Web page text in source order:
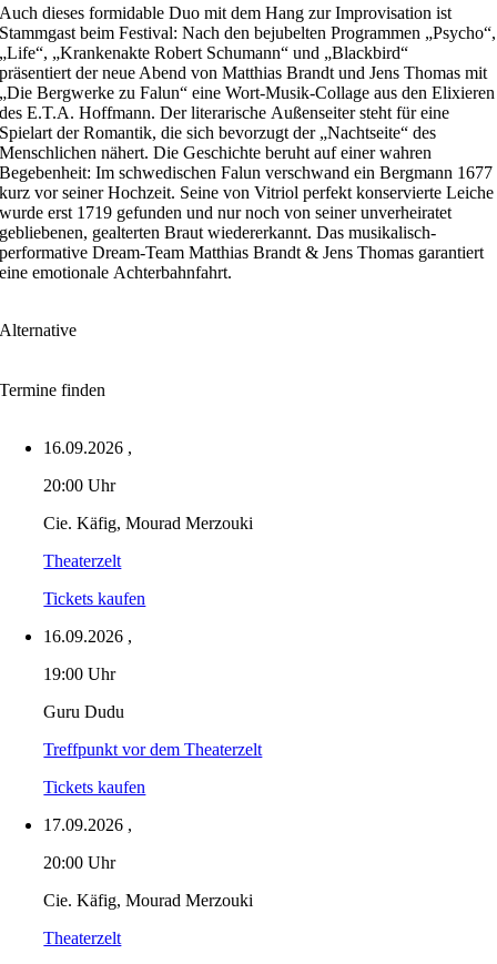
Auch dieses formidable Duo mit dem Hang zur Improvisation ist
Stammgast beim Festival: Nach den bejubelten Programmen „Psycho“,
„Life“, „Krankenakte Robert Schumann“ und „Blackbird“
präsentiert der neue Abend von Matthias Brandt und Jens Thomas mit
„Die Bergwerke zu Falun“ eine Wort-Musik-Collage aus den Elixieren
des E.T.A. Hoffmann. Der literarische Außenseiter steht für eine
Spielart der Romantik, die sich bevorzugt der „Nachtseite“ des
Menschlichen nähert. Die Geschichte beruht auf einer wahren
Begebenheit: Im schwedischen Falun verschwand ein Bergmann 1677
kurz vor seiner Hochzeit. Seine von Vitriol perfekt konservierte Leiche
wurde erst 1719 gefunden und nur noch von seiner unverheiratet
gebliebenen, gealterten Braut wiedererkannt. Das musikalisch-
performative Dream-Team Matthias Brandt & Jens Thomas garantiert
eine emotionale Achterbahnfahrt.
Alternative
Termine finden
16.09.2026 ,
20:00 Uhr
Cie. Käfig, Mourad Merzouki
Theaterzelt
Tickets kaufen
16.09.2026 ,
19:00 Uhr
Guru Dudu
Treffpunkt vor dem Theaterzelt
Tickets kaufen
17.09.2026 ,
20:00 Uhr
Cie. Käfig, Mourad Merzouki
Theaterzelt